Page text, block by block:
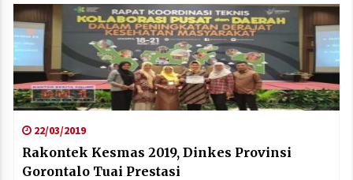
22/03/2019
Rakontek Kesmas 2019, Dinkes Provinsi
Gorontalo Tuai Prestasi